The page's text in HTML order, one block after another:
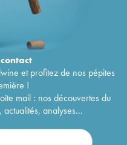
contact
et profitez de nos pépites
!
mail : nos découvertes du
actualités, analyses...